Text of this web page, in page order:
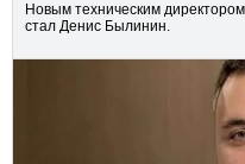
Новым техническим
стал Денис Былинин.